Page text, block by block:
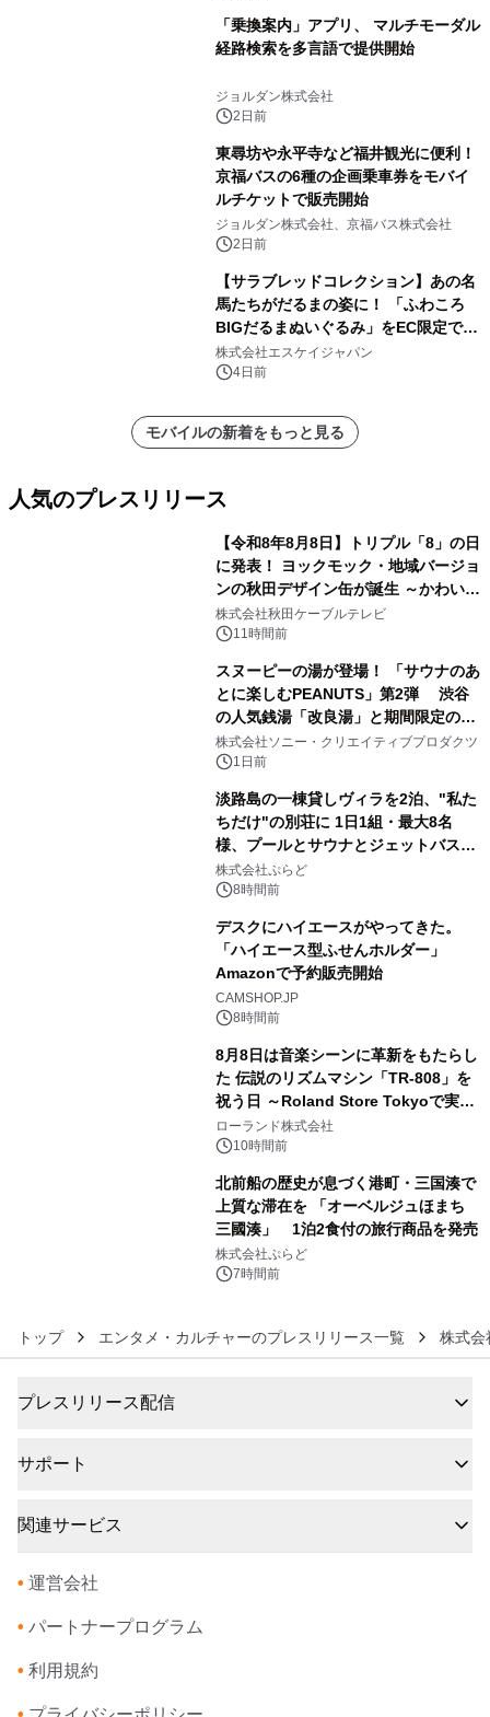
「乗換案内」アプリ、 マルチモーダル
経路検索を多言語で提供開始
ジョルダン株式会社
2日前
東尋坊や永平寺など福井観光に便利！
京福バスの6種の企画乗車券をモバイ
ルチケットで販売開始
ジョルダン株式会社、京福バス株式会社
2日前
【サラブレッドコレクション】あの名
馬たちがだるまの姿に！ 「ふわころ
BIGだるまぬいぐるみ」をEC限定で受
注販売開始
株式会社エスケイジャパン
4日前
モバイルの新着をもっと見る
人気のプレスリリース
【令和8年8月8日】トリプル「8」の日
に発表！ ヨックモック・地域バージョ
ンの秋田デザイン缶が誕生 ～かわいい
秋田犬の子犬と秋田の四季と名所を巡
るパッケージ～ 9月1日(火)秋田県内で
株式会社秋田ケーブルテレビ
11時間前
スヌーピーの湯が登場！ 「サウナのあ
とに楽しむPEANUTS」第2弾 渋谷
の人気銭湯「改良湯」と期間限定のコ
ラボレーション サウナイキタイコラ
ボグッズも発売決定！
株式会社ソニー・クリエイティブプロダクツ
1日前
淡路島の一棟貸しヴィラを2泊、"私た
ちだけ"の別荘に 1日1組・最大8名
様、プールとサウナとジェットバス付
きで Villa Mon Temps AWAJIの連泊
素泊りプラン
株式会社ぷらど
8時間前
デスクにハイエースがやってきた。
「ハイエース型ふせんホルダー」
Amazonで予約販売開始
CAMSHOP.JP
8時間前
8月8日は音楽シーンに革新をもたらし
た 伝説のリズムマシン「TR-808」を
祝う日 ～Roland Store Tokyoで実機
を展示しての 記念キャンペーンを開
催 英国ラジオ「NTS」の 特別プログ
アーティストを フィーチャーしたアニ
メーションを公開～
ローランド株式会社
10時間前
北前船の歴史が息づく港町・三国湊で
上質な滞在を 「オーベルジュほまち
三國湊」 1泊2食付の旅行商品を発売
株式会社ぷらど
7時間前
トップ エンタメ・カルチャーのプレスリリース一覧 株式会
プレスリリース配信
サポート
関連サービス
• 運営会社
• パートナープログラム
• 利用規約